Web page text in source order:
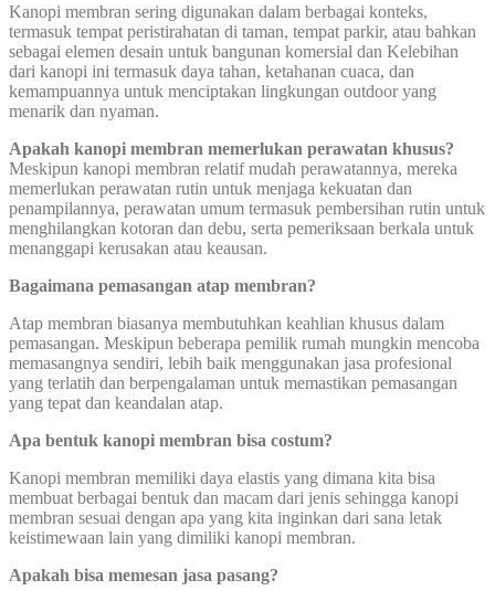
Kanopi membran sering digunakan dalam berbagai konteks,
termasuk tempat peristirahatan di taman, tempat parkir, atau bahkan
sebagai elemen desain untuk bangunan komersial dan Kelebihan
dari kanopi ini termasuk daya tahan, ketahanan cuaca, dan
kemampuannya untuk menciptakan lingkungan outdoor yang
menarik dan nyaman.
Apakah kanopi membran memerlukan perawatan khusus?
Meskipun kanopi membran relatif mudah perawatannya, mereka
memerlukan perawatan rutin untuk menjaga kekuatan dan
penampilannya, perawatan umum termasuk pembersihan rutin untuk
menghilangkan kotoran dan debu, serta pemeriksaan berkala untuk
menanggapi kerusakan atau keausan.
Bagaimana pemasangan atap membran?
Atap membran biasanya membutuhkan keahlian khusus dalam
pemasangan. Meskipun beberapa pemilik rumah mungkin mencoba
memasangnya sendiri, lebih baik menggunakan jasa profesional
yang terlatih dan berpengalaman untuk memastikan pemasangan
yang tepat dan keandalan atap.
Apa bentuk kanopi membran bisa costum?
Kanopi membran memiliki daya elastis yang dimana kita bisa
membuat berbagai bentuk dan macam dari jenis sehingga kanopi
membran sesuai dengan apa yang kita inginkan dari sana letak
keistimewaan lain yang dimiliki kanopi membran.
Apakah bisa memesan jasa pasang?